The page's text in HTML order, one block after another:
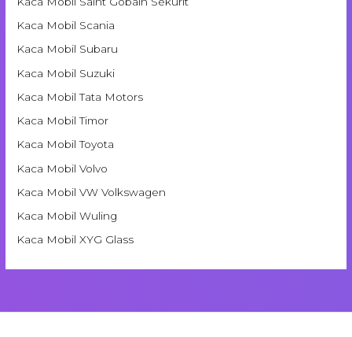
Kaca Mobil Scania
Kaca Mobil Subaru
Kaca Mobil Suzuki
Kaca Mobil Tata Motors
Kaca Mobil Timor
Kaca Mobil Toyota
Kaca Mobil Volvo
Kaca Mobil VW Volkswagen
Kaca Mobil Wuling
Kaca Mobil XYG Glass